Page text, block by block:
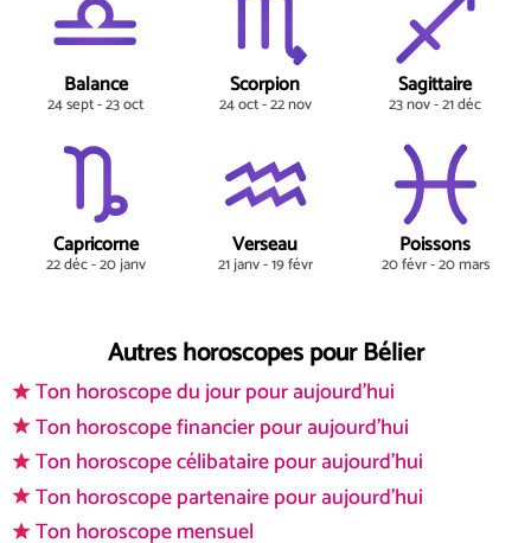
Balance
24 sept - 23 oct
Scorpion
24 oct - 22 nov
Sagittaire
23 nov - 21 déc
Capricorne
22 déc - 20 janv
Verseau
21 janv - 19 févr
Poissons
20 févr - 20 mars
Autres horoscopes pour Bélier
Ton horoscope du jour pour aujourd'hui
Ton horoscope financier pour aujourd'hui
Ton horoscope célibataire pour aujourd'hui
Ton horoscope partenaire pour aujourd'hui
Ton horoscope mensuel